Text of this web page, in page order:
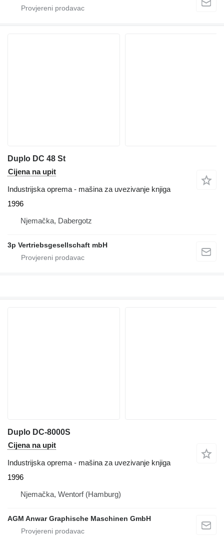
Duplo DC 48 St
Cijena na upit
Industrijska oprema - mašina za uvezivanje knjiga
1996
Njemačka, Dabergotz
3p Vertriebsgesellschaft mbH
Duplo DC-8000S
Cijena na upit
Industrijska oprema - mašina za uvezivanje knjiga
1996
Njemačka, Wentorf (Hamburg)
AGM Anwar Graphische Maschinen GmbH